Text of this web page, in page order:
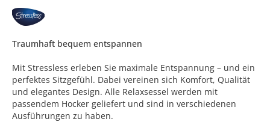
Traumhaft bequem entspannen
Mit Stressless erleben Sie maximale Entspannung – und ein
perfektes Sitzgefühl. Dabei vereinen sich Komfort, Qualität
und elegantes Design. Alle Relaxsessel werden mit
passendem Hocker geliefert und sind in verschiedenen
Ausführungen zu haben.